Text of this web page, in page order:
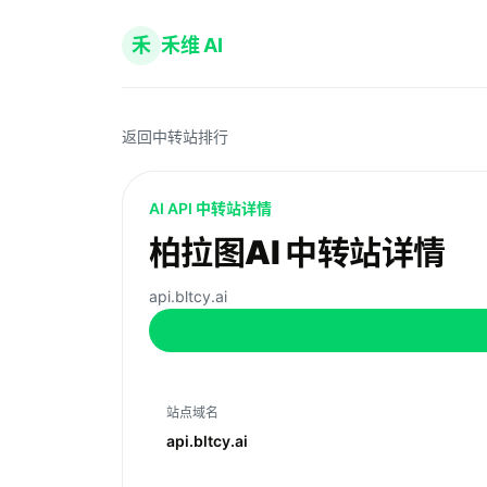
禾 禾维 AI
返回中转站排行
AI API 中转站详情
柏拉图AI 中转站详情
api.bltcy.ai
站点域名
api.bltcy.ai